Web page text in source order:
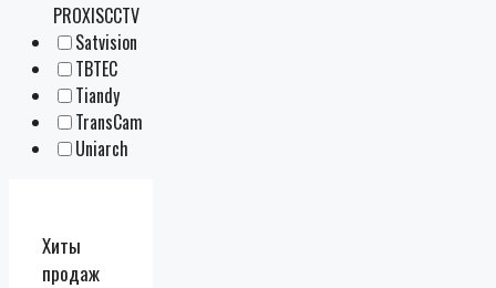
PROXISCCTV
Satvision
TBTEC
Tiandy
TransCam
Uniarch
Хиты
продаж